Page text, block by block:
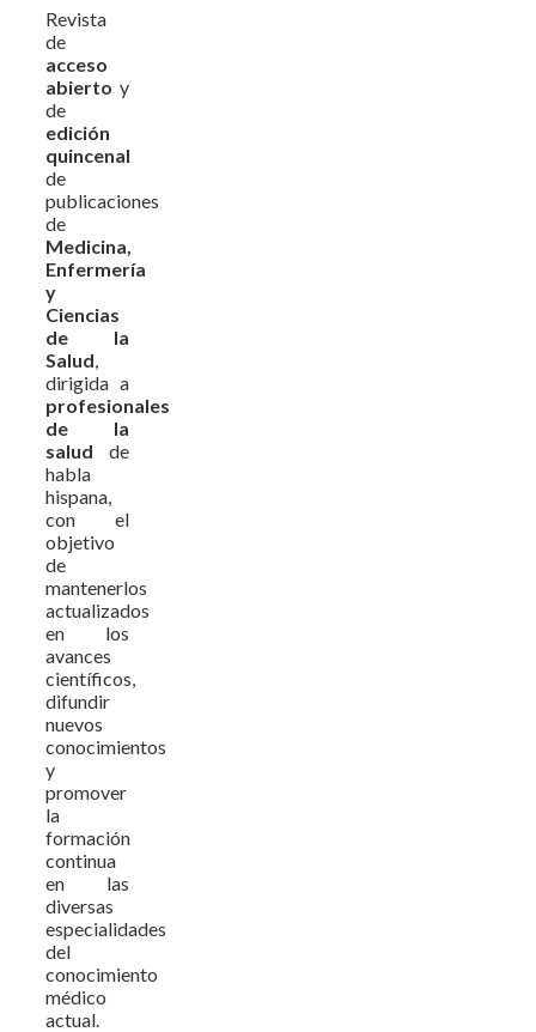
Revista
de
acceso
abierto y
de
edición
quincenal
de
publicaciones
de
Medicina,
Enfermería
y
Ciencias
de la
Salud,
dirigida a
profesionales
de la
salud de
habla
hispana,
con el
objetivo
de
mantenerlos
actualizados
en los
avances
científicos,
difundir
nuevos
conocimientos
y
promover
la
formación
continua
en las
diversas
especialidades
del
conocimiento
médico
actual.